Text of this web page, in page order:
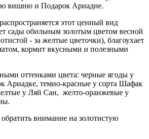
вишню и Подарок Ариадне.
этот ценный вид
сады обильным золотым цветом весной
- за желтые цветочки), благоухает
кормит вкусными и полезными
оттенками цвета: черные ягоды у
Ариадке, темно-красные у сорта Шафак
у Ляй Сан, желто-оранжевые у
внимание на золотистую